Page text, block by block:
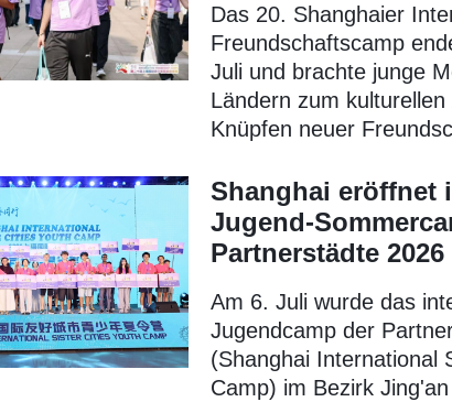
Das 20. Shanghaier
Freundschaftscamp
Juli und brachte junge
Ländern zum
Knüpfen neuer
Shanghai eröffnet
Jugend-
Partnerstädte 2026
Am 6. Juli wurde das
Jugendcamp der
(Shanghai International
Camp) im Bezirk